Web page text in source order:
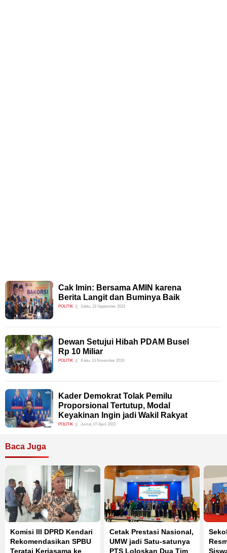
Cak Imin: Bersama AMIN karena
Berita Langit dan Buminya Baik
POLITIK Sabtu, 23 September 2023
Dewan Setujui Hibah PDAM Busel
Rp 10 Miliar
POLITIK Rabu, 13 November 2019
Kader Demokrat Tolak Pemilu
Proporsional Tertutup, Modal
Keyakinan Ingin jadi Wakil Rakyat
POLITIK Jumat, 07 April 2023
Baca Juga
Komisi III DPRD Kendari
Rekomendasikan SPBU
Teratai Kerjasama ke
Cetak Prestasi Nasional,
UMW jadi Satu-satunya
PTS Loloskan Dua Tim